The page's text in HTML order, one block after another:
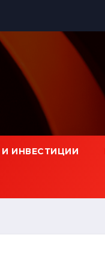
И ИНВЕСТИЦИИ